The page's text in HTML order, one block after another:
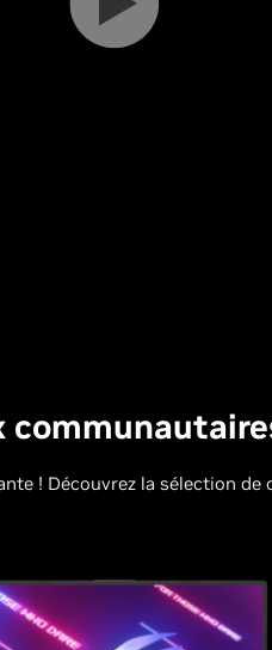
! Découvrez la sélection de